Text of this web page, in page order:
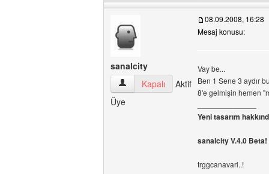
sanalcity
sanalcity Kullanıcının profilini görüntüle
Kapalı
Aktif
Üye
08.09.2008, 16:28
Mesaj konusu:
Vay be...
Ben 1 Sene 3 aydır
8'e gelmişin hemen
Yeni tasarım
sanalcity V.4.0 Beta!
trggcanavari..!